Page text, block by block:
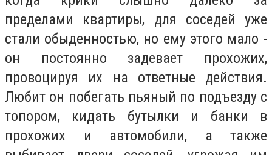
пределами квартиры, для соседей уже
стали обыденностью, но ему этого мало -
он постоянно задевает прохожих,
провоцируя их на ответные действия.
Любит он побегать пьяный по подъезду с
топором, кидать бутылки и банки в
прохожих и автомобили, а также